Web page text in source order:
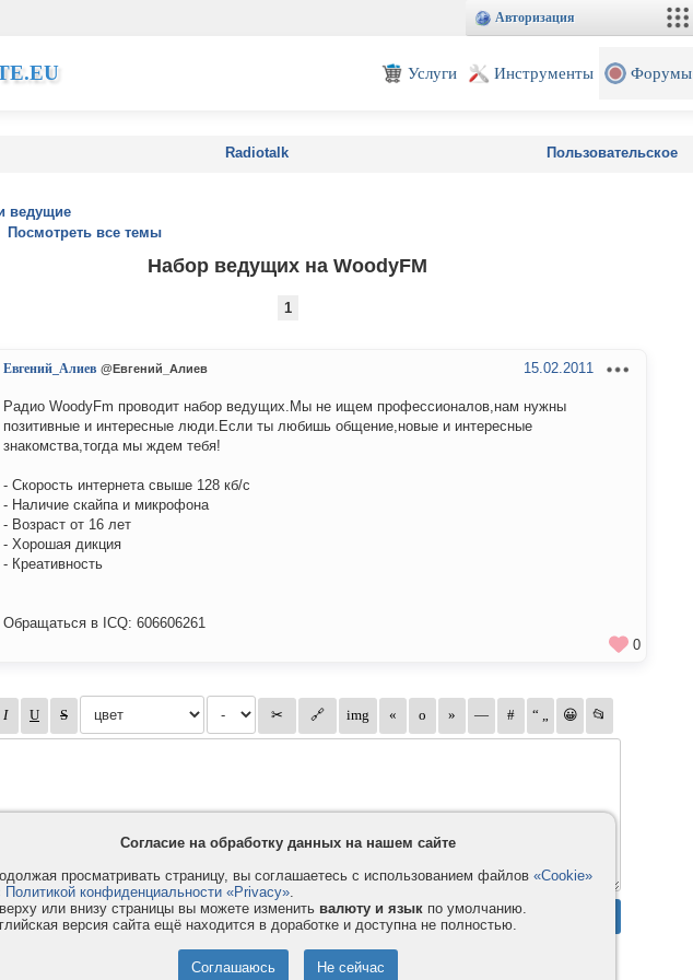
Авторизация
Услуги Инструменты Форумы
Radiotalk Пользовательское
ведущие
Посмотреть все темы
Набор ведущих на WoodyFM
1
Евгений_Алиев @Евгений_Алиев 15.02.2011
Радио WoodyFm проводит набор ведущих.Мы не ищем профессионалов,нам нужны
позитивные и интересные люди.Если ты любишь общение,новые и интересные
знакомства,тогда мы ждем тебя!
- Скорость интернета свыше 128 кб/с
- Наличие скайпа и микрофона
- Возраст от 16 лет
- Хорошая дикция
- Креативность
Обращаться в ICQ: 606606261
0
Согласие на обработку данных на нашем сайте
просматривать страницу, вы соглашаетесь с использованием файлов «Cookie»
Политикой конфиденциальности «Privacy».
или внизу страницы вы можете изменить валюту и язык по умолчанию.
версия сайта ещё находится в доработке и доступна не полностью.